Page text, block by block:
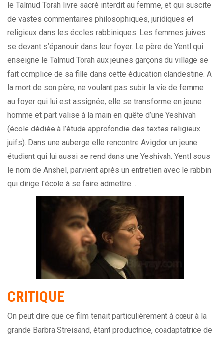
le Talmud Torah livre sacré interdit au femme, et qui suscite
de vastes commentaires philosophiques, juridiques et
religieux dans les écoles rabbiniques. Les femmes juives
se devant s’épanouir dans leur foyer. Le père de Yentl qui
enseigne le Talmud Torah aux jeunes garçons du village se
fait complice de sa fille dans cette éducation clandestine. A
la mort de son père, ne voulant pas subir la vie de femme
au foyer qui lui est assignée, elle se transforme en jeune
homme et part valise à la main en quête d’une Yeshivah
(école dédiée à l’étude approfondie des textes religieux
juifs). Dans une auberge elle rencontre Avigdor un jeune
étudiant qui lui aussi se rend dans une Yeshivah. Yentl sous
le nom de Anshel, parvient après un entretien avec le rabbin
qui dirige l’école à se faire admettre…
CRITIQUE
On peut dire que ce film tenait particulièrement à cœur à la
grande Barbra Streisand, étant productrice, coadaptatrice de